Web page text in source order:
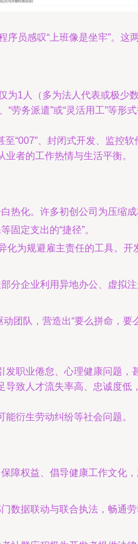
员感叹“上班像是坐牢”。这
为1人（多为法人代表或极少
劳务派遣”或“灵活用工”等
“007”、封闭式开发、监控
者的工作热情与生活平衡。
化。许多初创公司为压缩
定支出的“捷径”。
为规避雇主责任的工具。
分企业利用异地办公、虚拟
团队，营造出“要么拼命，
职业倦怠、心理健康问题，甚
致人才流失率高、忠诚度
衍生劳动纠纷等社会问题。
障权益、倡导健康工作文化
数据联动与联合执法，畅通